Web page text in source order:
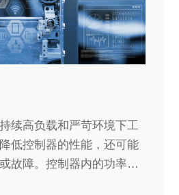
续高负载和严苛环境下工
低控制器的性能，还可能
故障。控制器内的功率器